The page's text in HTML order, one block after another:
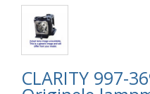
CLARITY 997-